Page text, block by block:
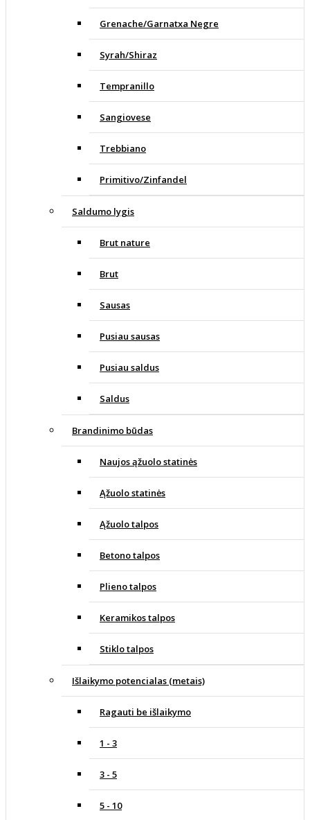
Grenache/Garnatxa Negre
Syrah/Shiraz
Tempranillo
Sangiovese
Trebbiano
Primitivo/Zinfandel
Saldumo lygis
Brut nature
Brut
Sausas
Pusiau sausas
Pusiau saldus
Saldus
Brandinimo būdas
Naujos ąžuolo statinės
Ąžuolo statinės
Ąžuolo talpos
Betono talpos
Plieno talpos
Keramikos talpos
Stiklo talpos
Išlaikymo potencialas (metais)
Ragauti be išlaikymo
1 - 3
3 - 5
5 - 10